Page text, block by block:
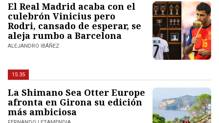
El Real Madrid acaba con el
culebrón Vinicius pero
Rodri, cansado de esperar, se
aleja rumbo a Barcelona
ALEJANDRO IBÁÑEZ
15:35
La Shimano Sea Otter Europe
afronta en Girona su edición
más ambiciosa